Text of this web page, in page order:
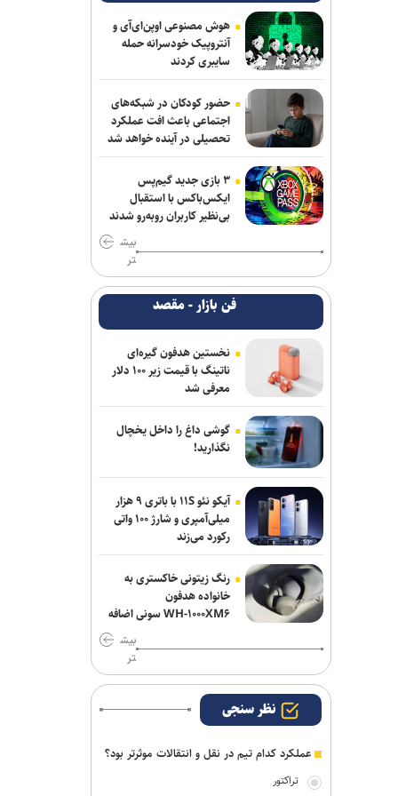
پنجره استقلال خوزستان باز شود
فریدونی: دلیل بسته ماندن پنجره استقلال
۴ فسخ غیر موجه در دو سال بوده است/
تاجرنیا دوست دارد خودش را تبرئه کند
برتری استقلال مقابل همنام اهوازی در
دیدار تدارکاتی
باختر: انتقال قرضی بازیکن بدون ثبت
قرارداد تخلف است/ استقلال با مجازاتی
مدیرعامل پرسپولیس سفیر افتخاری
چوگان شد
اضافه شدن بازیکنان امید پرسپولیس به
تمرینات تیم بزرگسالان
دانایی دوباره خیبری شد
دنیامالی: امنیت آذربایجان، امنیت ایران
است/ تفاهم نامه ای میان وزاری ورزش دو
کشور به امضا خواهد رسید
هوش مصنوعی اوپن‌ای‌آی و
آنتروپیک خودسرانه حمله
سایبری کردند
حضور کودکان در شبکه‌های
اجتماعی باعث افت عملکرد
تحصیلی در آینده خواهد شد
۳ بازی جدید گیم‌پس
ایکس‌باکس با استقبال
بی‌نظیر کاربران روبه‌رو شدند
بیش
تر
فن بازار - مقصد
نخستین هدفون گیره‌ای
ناتینگ با قیمت زیر ۱۰۰ دلار
معرفی شد
گوشی داغ را داخل یخچال
نگذارید!
آیکو نئو ۱۱S با باتری ۹ هزار
میلی‌آمپری و شارژ ۱۰۰ واتی
رکورد می‌زند
رنگ زیتونی خاکستری به
خانواده هدفون
WH-۱۰۰۰XM۶ سونی اضافه
بیش
تر
نظر سنجی
عملکرد کدام تیم در نقل و انتقالات موثرتر بود؟
تراکتور